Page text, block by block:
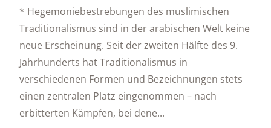
* Hegemoniebestrebungen des muslimischen
Traditionalismus sind in der arabischen Welt keine
neue Erscheinung. Seit der zweiten Hälfte des 9.
Jahrhunderts hat Traditionalismus in
verschiedenen Formen und Bezeichnungen stets
einen zentralen Platz eingenommen – nach
erbitterten Kämpfen, bei dene...